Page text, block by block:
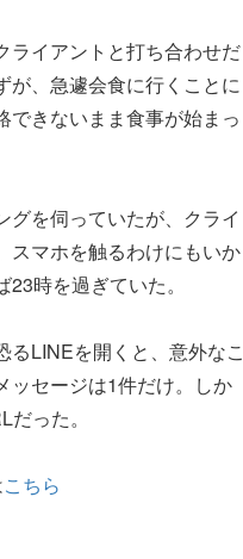
ライアントと打ち合わせだ
が、急遽会食に行くことに
できないまま食事が始まっ
グを伺っていたが、クライ
スマホを触るわけにもいか
時を過ぎていた。
るLINEを開くと、意外なこ
ッセージは1件だけ。しか
った。
こちら